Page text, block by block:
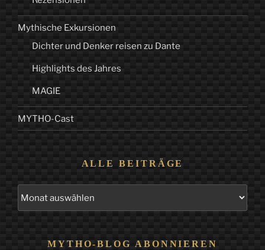
Mythische Exkursionen
Dichter und Denker reisen zu Dante
Highlights des Jahres
MAGIE
MYTHO-Cast
ALLE BEITRÄGE
MYTHO-BLOG ABONNIEREN